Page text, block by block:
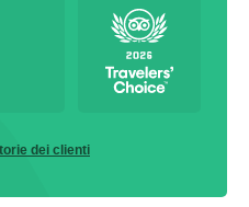
dei clienti